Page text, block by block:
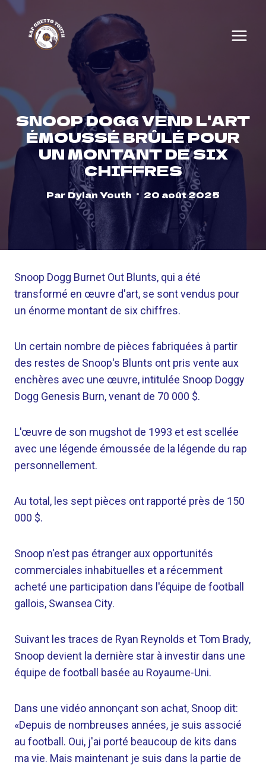
Skip
content
SNOOP DOGG VEND L'ART
ÉMOUSSÉ BRÛLÉ POUR
UN MONTANT DE SIX
CHIFFRES
Par Dylan Youth 20 août 2025
Snoop Dogg Burnet Out Blunts, qui a été
transformé en œuvre d'art, se sont vendus pour
un énorme montant de six chiffres.
Un certain nombre de pièces fabriquées à partir
des restes de Snoop's Blunts ont pris vente aux
enchères avec une œuvre, intitulée Snoop Doggy
Dogg Genesis Burn, venant de 70 000 $.
L'œuvre de son mugshot de 1993 et est scellée
avec une légende émoussée de la légende du rap
personnellement.
Au total, les sept pièces ont rapporté près de 150
000 $.
Snoop n'est pas étranger aux opportunités
commerciales inhabituelles et a récemment
acheté une participation dans l'équipe de football
gallois, Swansea City.
Suivant les traces de Ryan Reynolds et Tom Brady,
Snoop devient la dernière star à investir dans une
équipe de football basée au Royaume-Uni.
Dans une vidéo annonçant son achat, Snoop dit:
«Depuis de nombreuses années, je suis associé
au football. Oui, j'ai porté beaucoup de kits dans
ma vie. Mais maintenant je suis dans la partie de